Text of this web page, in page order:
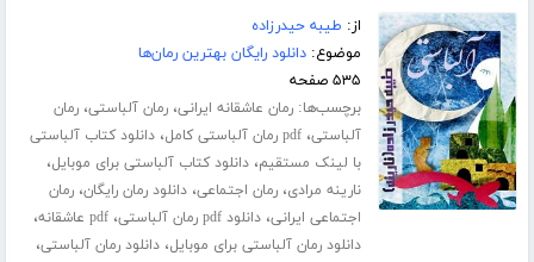
از: طیبه حیدرزاده
موضوع:دانلود رایگان بهترین رمان‌ها
۵۳۵ صفحه
برچسب‌ها:رمان عاشقانه ایرانی،رمان آلباستی،رمان
آلباستی،pdf رمان آلباستی کامل ،دانلود کتاب آلباستی
با لینک مستقیم،دانلود کتاب آلباستی برای موبایل،
نارینه مرادی،رمان اجتماعی،دانلود رمان رایگان،رمان
اجتماعی ایرانی،دانلود pdf رمان آلباستی ،pdf عاشقانه ،
دانلود رمان آلباستی برای موبایل،دانلود رمان آلباستی،